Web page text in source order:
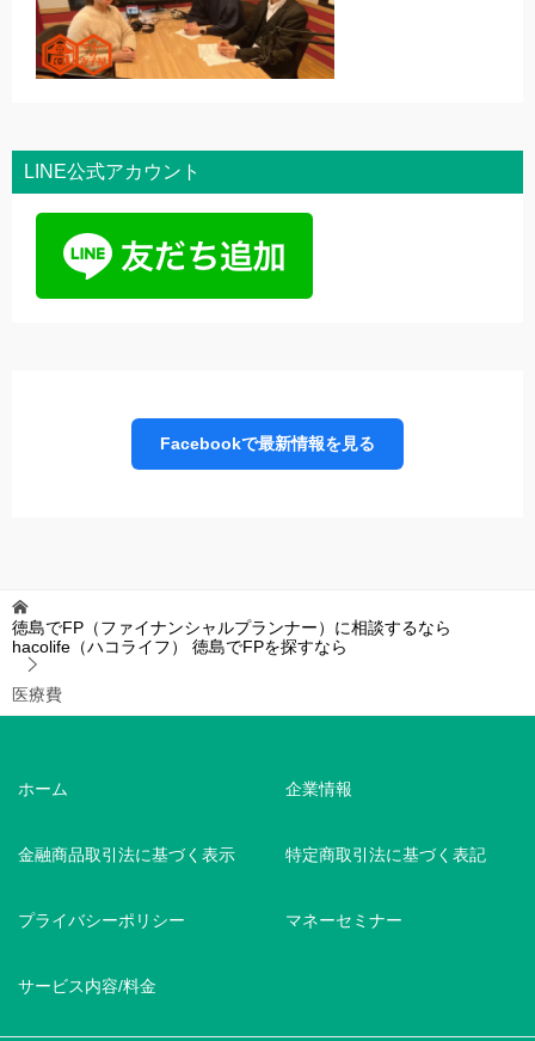
LINE公式アカウント
Facebookで最新情報を見る
徳島でFP（ファイナンシャルプランナー）に相談するなら
hacolife（ハコライフ）
徳島でFPを探すなら
医療費
ホーム 企業情報
金融商品取引法に基づく表示 特定商取引法に基づく表記
プライバシーポリシー マネーセミナー
サービス内容/料金